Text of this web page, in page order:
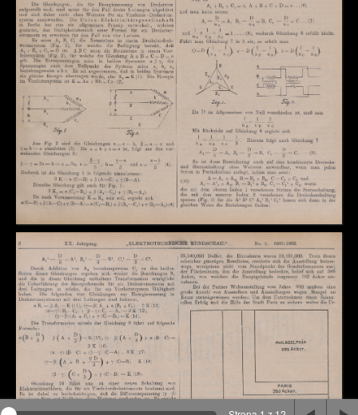
Na stronie wykorzystywane są pliki cookie, bądź
podobne rozwiązania. Aby poznać szczegóły zapoznaj
się z polityką prywatności